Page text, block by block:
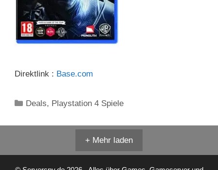
Direktlink : Base.com
Kategorien
Deals, Playstation 4 Spiele
+ Mehr laden